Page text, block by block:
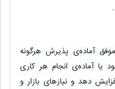
موفق آماده‌ی پذیرش هرگونه
یا آماده‌ی انجام هر کاری
دهد و نیازهای بازار و